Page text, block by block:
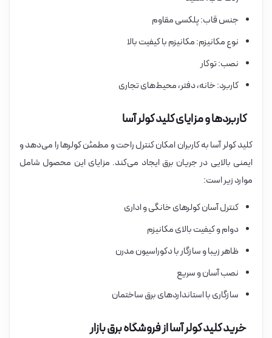
جنس قاب: پلکسی مقاوم
نوع مکانیزم: مکانیزم با کیفیت بالا
نصب: توکار
کاربرد: خانه، دفتر، محیط‌های تجاری
کاربردها و مزایای کلید کولر آسا
کلید کولر آسا به کاربران امکان کنترل راحت و مطمئن کولرها را می‌دهد و
ایمنی بالایی در جریان برق ایجاد می‌کند. مزایای این محصول شامل
موارد زیر است:
کنترل آسان کولرهای خانگی و اداری
دوام و کیفیت بالای مکانیزم
ظاهر زیبا و سازگار با دکوراسیون مدرن
نصب آسان و سریع
سازگاری با استانداردهای برق ساختمان
خرید کلید کولر آسا از فروشگاه برق بازار